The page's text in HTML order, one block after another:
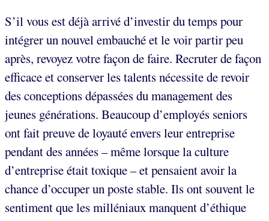
S’il vous est déjà arrivé d’investir du temps pour
intégrer un nouvel embauché et le voir partir peu
après, revoyez votre façon de faire. Recruter de façon
efficace et conserver les talents nécessite de revoir
des conceptions dépassées du management des
jeunes générations. Beaucoup d’employés seniors
ont fait preuve de loyauté envers leur entreprise
pendant des années – même lorsque la culture
d’entreprise était toxique – et pensaient avoir la
chance d’occuper un poste stable. Ils ont souvent le
sentiment que les milléniaux manquent d’éthique